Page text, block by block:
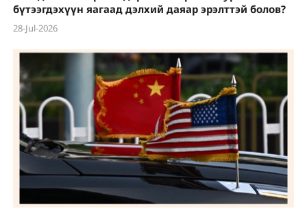
бүтээгдэхүүн яагаад дэлхий даяар эрэлттэй болов?
28-Jul-2026